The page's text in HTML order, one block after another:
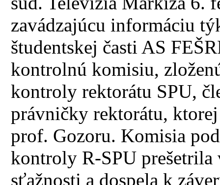
zavádzajúcu informáciu
študentskej časti AS
kontrolnú komisiu,
kontroly rektorátu SPU,
právničky rektorátu,
prof. Gozoru. Komisia
kontroly R-SPU prešetrila
sťažnosti a dospela k